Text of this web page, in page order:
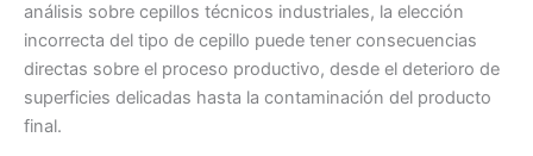
análisis sobre cepillos técnicos industriales, la elección
incorrecta del tipo de cepillo puede tener consecuencias
directas sobre el proceso productivo, desde el deterioro de
superficies delicadas hasta la contaminación del producto
final.